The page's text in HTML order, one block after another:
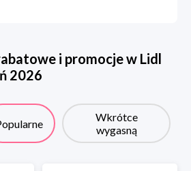
i promocje w Lidl
2026
Wkrótce
wygasną